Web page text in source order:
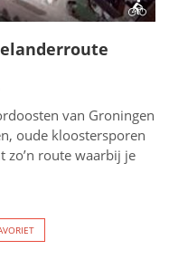
van Groningen
oude kloostersporen
zo’n route waarbij je